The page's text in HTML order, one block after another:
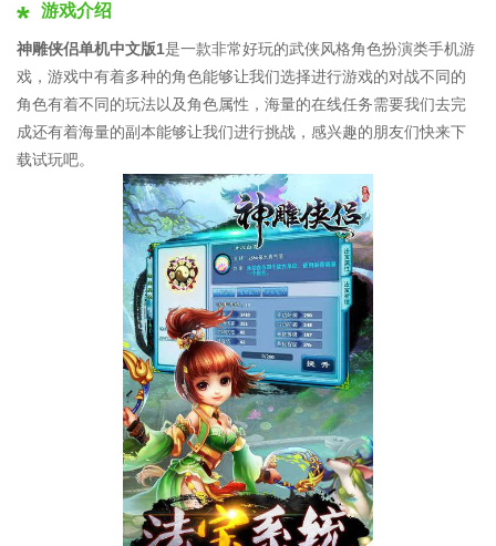
游戏介绍
神雕侠侣单机中文版1是一款非常好玩的武侠风格角色扮演类手机游
戏，游戏中有着多种的角色能够让我们选择进行游戏的对战不同的
角色有着不同的玩法以及角色属性，海量的在线任务需要我们去完
成还有着海量的副本能够让我们进行挑战，感兴趣的朋友们快来下
载试玩吧。